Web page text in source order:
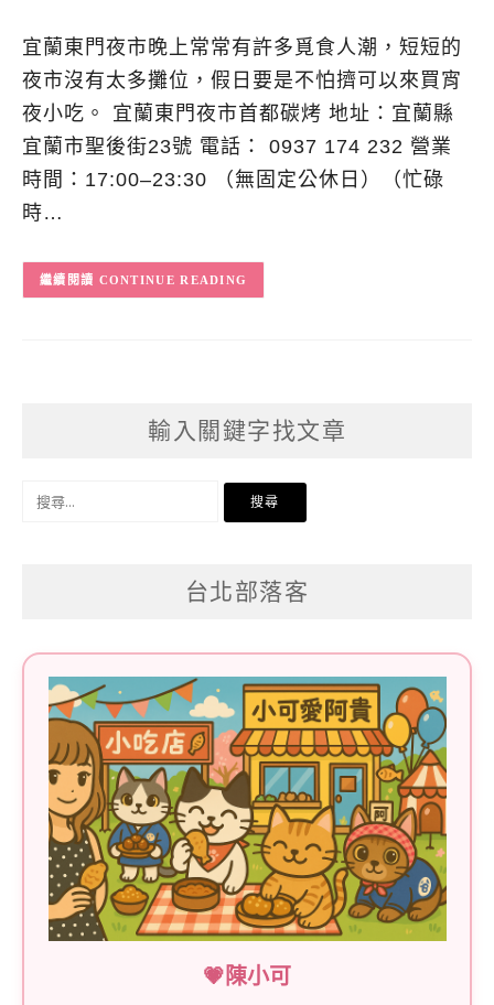
宜蘭東門夜市晚上常常有許多覓食人潮，短短的
夜市沒有太多攤位，假日要是不怕擠可以來買宵
夜小吃。 宜蘭東門夜市首都碳烤 地址：宜蘭縣
宜蘭市聖後街23號 電話： 0937 174 232 營業
時間：17:00–23:30 （無固定公休日）（忙碌
時…
CONTINUE READING
輸入關鍵字找文章
搜
台北部落客
💗陳小可